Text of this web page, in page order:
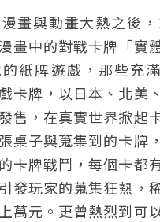
畫與動畫大熱之後
畫中的對戰卡牌「實
紙牌遊戲，那些充
卡牌，以日本、北美
售，在真實世界掀起
桌子與蒐集到的卡牌
卡牌戰鬥，每個卡都
發玩家的蒐集狂熱，
萬元。更曾熱烈到可